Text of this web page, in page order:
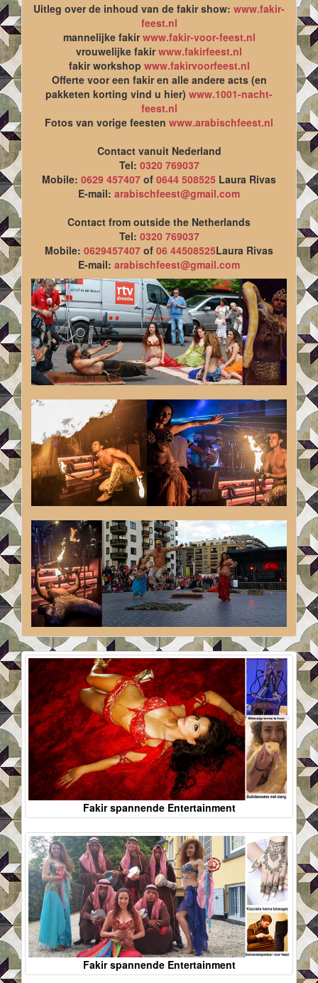
Uitleg over de inhoud van de fakir show: www.fakir-
feest.nl
mannelijke fakirwww.fakir-voor-feest.nl
vrouwelijke fakirwww.fakirfeest.nl
fakir workshop www.fakirvoorfeest.nl
Offerte voor een fakir en alle andere acts (en
pakketen korting vind u hier) www.1001-nacht-
feest.nl
Fotos van vorige feesten www.arabischfeest.nl
Contact vanuit Nederland
Tel: 0320 769037
Mobile: 0629 457407 of 0644 508525 Laura Rivas
E-mail: arabischfeest@gmail.com
Contact from outside the Netherlands
Tel: 0320 769037
Mobile: 0629457407 of 06 44508525Laura Rivas
E-mail: arabischfeest@gmail.com
Fakir spannende Entertainment
Fakir spannende Entertainment